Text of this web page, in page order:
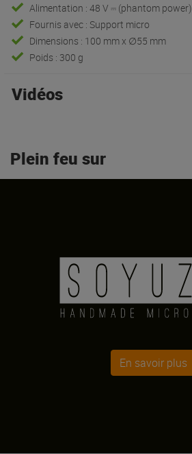
Alimentation : 48 V ⎓ (phantom power)
Fournis avec : Support micro
Dimensions : 100 mm x ∅55 mm
Poids : 300 g
Vidéos
Plein feu sur
En savoir plus